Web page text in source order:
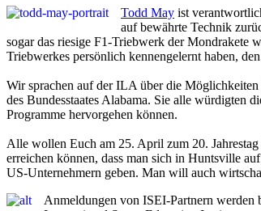
Todd May ist
auf bewährte Technik
sogar das riesige F1-Triebwerk der Mondrakete
Triebwerkes persönlich kennengelernt haben,
Wir sprachen auf der ILA über die
des Bundesstaates Alabama. Sie alle würdigten
Programme hervorgehen können.
Alle wollen Euch am 25. April zum 20.
erreichen können, dass man sich in Huntsville
US-Unternehmern geben. Man will auch
Anmeldungen von ISEI-Partnern werden